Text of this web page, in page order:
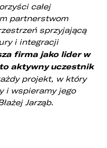
całej
partnerstwom
sprzyjającą
i integracji
firma jako lider w
aktywny uczestnik
projekt, w który
i wspieramy jego
Jarząb.
Administratora do
wykonywania
zleca
wiąże się
danych (podmioty
przez
nie dłuższy niż
lub do czasu